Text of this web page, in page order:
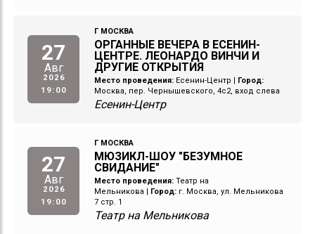
27
Авг
2026
19:00
Г МОСКВА
ОРГАННЫЕ ВЕЧЕРА В ЕСЕНИН-
ЦЕНТРЕ. ЛЕОНАРДО ВИНЧИ И
ДРУГИЕ ОТКРЫТИЯ
Место проведения: Есенин-Центр | Город:
Москва, пер. Чернышевского, 4с2, вход слева
Есенин-Центр
27
Авг
2026
19:00
Г МОСКВА
МЮЗИКЛ-ШОУ "БЕЗУМНОЕ
СВИДАНИЕ"
Место проведения: Театр на
Мельникова | Город: г. Москва, ул. Мельникова
7 стр. 1
Театр на Мельникова